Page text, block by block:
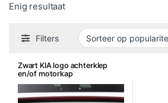
Enig resultaat
Filters
Zwart KIA logo achterklep
en/of motorkap